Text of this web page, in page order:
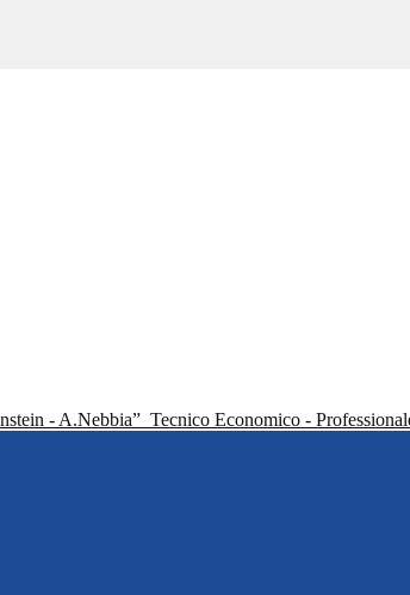
- A.Nebbia” Tecnico Economico -